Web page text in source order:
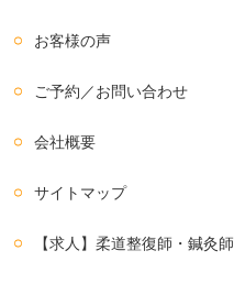
お客様の声
ご予約／お問い合わせ
会社概要
サイトマップ
【求人】柔道整復師・鍼灸師